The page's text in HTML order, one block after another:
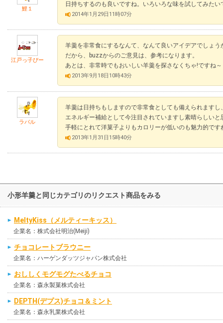
鯉１
日持ちするのも良いですね。いろいろな味を試してみたい
2014年1月29日11時07分
江戸っ子ぴー
羊羹を非常食にするなんて、なんて良いアイデアでしょう
だから、buzzからのご意見は、参考になります。
あとは、非常時でもおいしい羊羹を探さなくちゃ!ですね～
2013年9月18日10時43分
ラバル
羊羹は日持ちもしますので非常食としても備えられますし
エネルギー補給として今注目されていますし素晴らしいと
手軽にとれて洋菓子よりもカロリーが低いのも魅力的です
2013年1月31日15時40分
小形羊羹と同じカテゴリのリクエスト商品をみる
MeltyKiss（メルティーキッス）
企業名：株式会社明治(Meiji)
チョコレートブラウニー
企業名：ハーゲンダッツジャパン株式会社
おししくモグモグたべるチョコ
企業名：森永製菓株式会社
DEPTH(デプス)チョコ＆ミント
企業名：森永乳業株式会社